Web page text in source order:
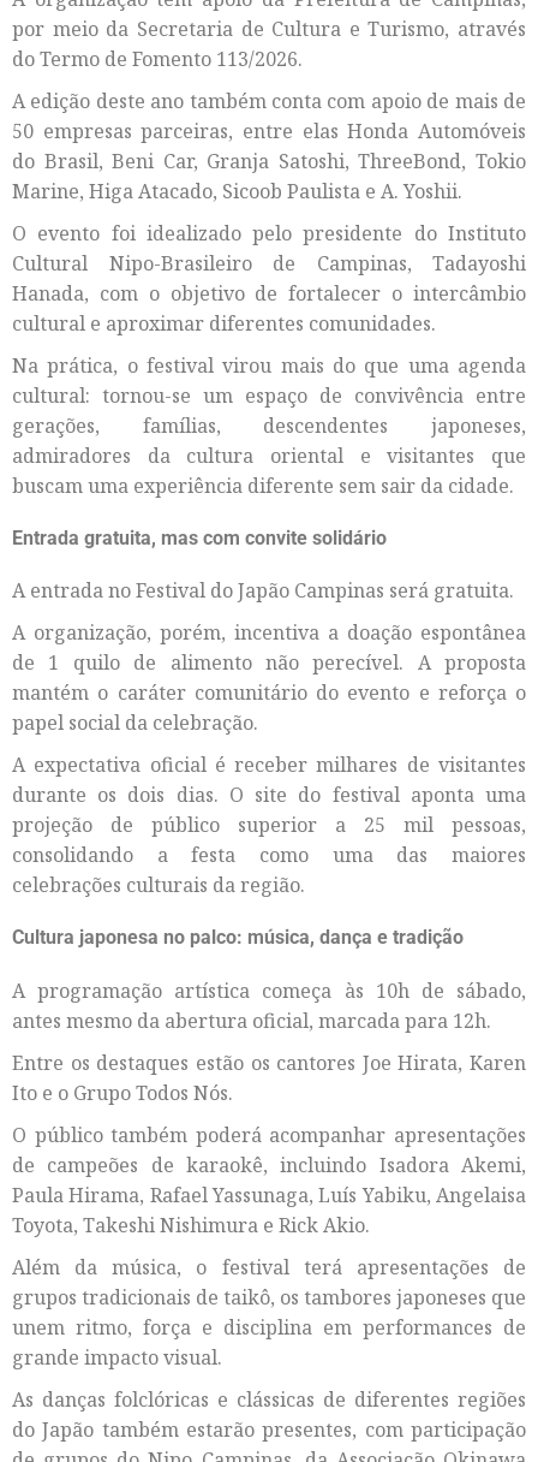
por meio da Secretaria de Cultura e Turismo, através
do Termo de Fomento 113/2026.
A edição deste ano também conta com apoio de mais de
50 empresas parceiras, entre elas Honda Automóveis
do Brasil, Beni Car, Granja Satoshi, ThreeBond, Tokio
Marine, Higa Atacado, Sicoob Paulista e A. Yoshii.
O evento foi idealizado pelo presidente do Instituto
Cultural Nipo-Brasileiro de Campinas, Tadayoshi
Hanada, com o objetivo de fortalecer o intercâmbio
cultural e aproximar diferentes comunidades.
Na prática, o festival virou mais do que uma agenda
cultural: tornou-se um espaço de convivência entre
gerações, famílias, descendentes japoneses,
admiradores da cultura oriental e visitantes que
buscam uma experiência diferente sem sair da cidade.
Entrada gratuita, mas com convite solidário
A entrada no Festival do Japão Campinas será gratuita.
A organização, porém, incentiva a doação espontânea
de 1 quilo de alimento não perecível. A proposta
mantém o caráter comunitário do evento e reforça o
papel social da celebração.
A expectativa oficial é receber milhares de visitantes
durante os dois dias. O site do festival aponta uma
projeção de público superior a 25 mil pessoas,
consolidando a festa como uma das maiores
celebrações culturais da região.
Cultura japonesa no palco: música, dança e tradição
A programação artística começa às 10h de sábado,
antes mesmo da abertura oficial, marcada para 12h.
Entre os destaques estão os cantores Joe Hirata, Karen
Ito e o Grupo Todos Nós.
O público também poderá acompanhar apresentações
de campeões de karaokê, incluindo Isadora Akemi,
Paula Hirama, Rafael Yassunaga, Luís Yabiku, Angelaisa
Toyota, Takeshi Nishimura e Rick Akio.
Além da música, o festival terá apresentações de
grupos tradicionais de taikô, os tambores japoneses que
unem ritmo, força e disciplina em performances de
grande impacto visual.
As danças folclóricas e clássicas de diferentes regiões
do Japão também estarão presentes, com participação